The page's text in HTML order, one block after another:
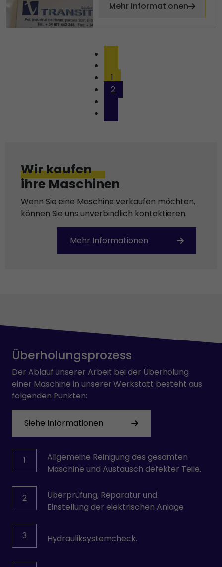
Mehr Informationen
1
2
Wir kaufen
ihre Maschinen
Wenn Sie eine Maschine verkaufen möchten,
können Sie uns unverbindlich kontaktieren.
Mehr Informationen
Überholungsprozess
Der Ablauf unserer Arbeit bei der Überholung
einer Maschine in unserer Werkstatt besteht aus
folgenden Punkten:
Siehe Informationen
1
Allgemeine Reinigung des gesamten
Maschine und Austausch defekter Teile.
2
Überprüfung, Reparatur und
Einstellung der elektrischen Anlage
3 Hydrauliksystemcheck.